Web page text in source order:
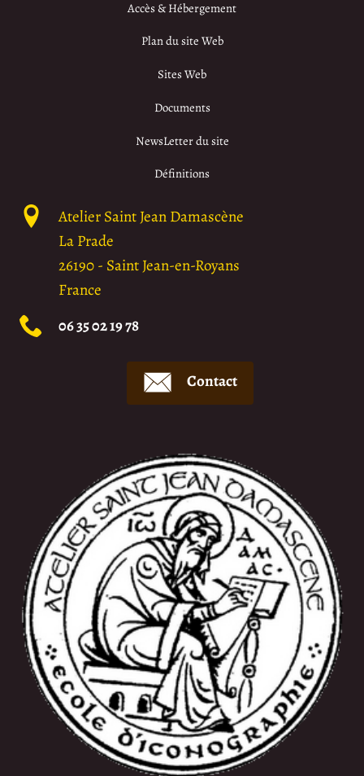
Accès & Hébergement
Plan du site Web
Sites Web
Documents
NewsLetter du site
Définitions
Atelier Saint Jean Damascène
La Prade
26190- Saint Jean-en-Royans
France
06 35 02 19 78
Contact